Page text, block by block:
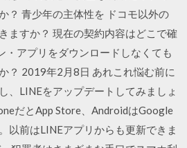
？ 青少年の主体性を ドコモ以外の
ますか？ 現在の契約内容はどこで確
・アプリをダウンロードしなくても
？ 2019年2月8日 あれこれ悩む前に
、LINEをアップデートしてみましょ
だとApp Store、AndroidはGoogle
以前はLINEアプリからも更新できま